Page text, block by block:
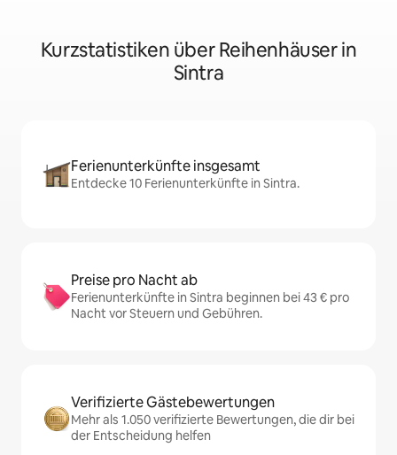
Kurzstatistiken über Reihenhäuser in
Sintra
Ferienunterkünfte insgesamt
Entdecke 10 Ferienunterkünfte in Sintra.
Preise pro Nacht ab
Ferienunterkünfte in Sintra beginnen bei 43 € pro
Nacht vor Steuern und Gebühren.
Verifizierte Gästebewertungen
Mehr als 1.050 verifizierte Bewertungen, die dir bei
der Entscheidung helfen